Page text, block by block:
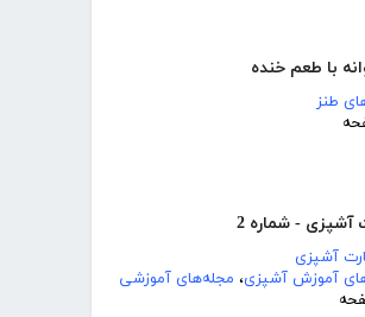
با طعم خنده
طنز
آشپزی - شماره 2
آشپزی
آموزش آشپزی، مجله‌های آموزشی